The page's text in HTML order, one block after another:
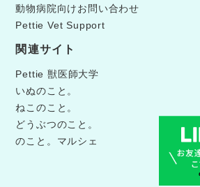
動物病院向けお問い合わせ
Pettie Vet Support
関連サイト
Pettie 獣医師大学
いぬのこと。
ねこのこと。
どうぶつのこと。
のこと。マルシェ